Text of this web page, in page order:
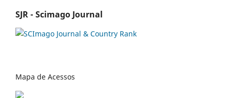
SJR - Scimago Journal
Mapa de Acessos